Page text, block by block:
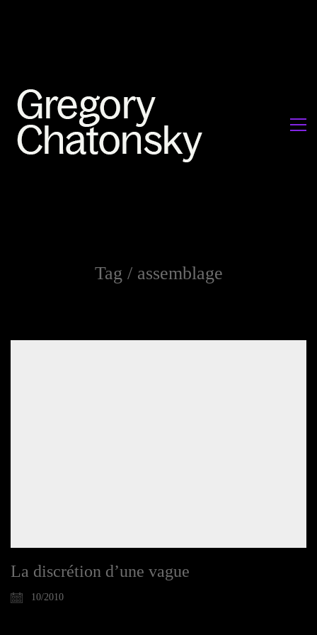
Tag / assemblage
La discrétion d’une vague
10/2010